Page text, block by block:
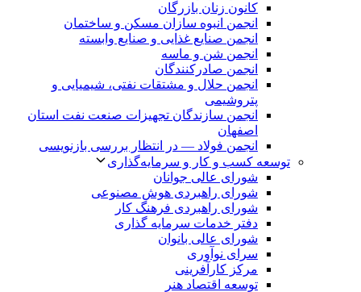
کانون زنان بازرگان
انجمن انبوه سازان مسکن و ساختمان
انجمن صنایع غذایی و صنایع وابسته
انجمن شن و ماسه
انجمن صادرکنندگان
انجمن حلال و مشتقات نفتی، شیمیایی و
پتروشیمی
انجمن سازندگان تجهیزات صنعت نفت استان
اصفهان
انجمن فولاد — در انتظار بررسی بازنویسی
توسعه کسب و کار و سرمایه‌گذاری
شورای عالی جوانان
شورای راهبردی هوش مصنوعی
شورای راهبردی فرهنگ کار
دفتر خدمات سرمایه گذاری
شورای عالی بانوان
سرای نوآوری
مرکز کارآفرینی
توسعه اقتصاد هنر